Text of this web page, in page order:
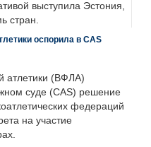
выступила Эстония,
стран.
оспорила в CAS
атлетики (ВФЛА)
суде (CAS) решение
федераций
на участие